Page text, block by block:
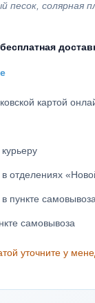
песок, солярная
картой
отделениях
пункте самовывоза
самовывоза
уточните у